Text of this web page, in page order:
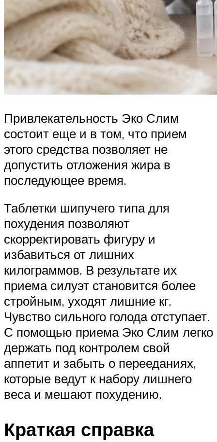
Привлекательность Эко Слим
состоит еще и в том, что прием
этого средства позволяет не
допустить отложения жира в
последующее время.
Таблетки шипучего типа для
похудения позволяют
скорректировать фигуру и
избавиться от лишних
килограммов. В результате их
приема силуэт становится более
стройным, уходят лишние кг.
Чувство сильного голода отступает.
С помощью приема Эко Слим легко
держать под контролем свой
аппетит и забыть о перееданиях,
которые ведут к набору лишнего
веса и мешают похудению.
Краткая справка